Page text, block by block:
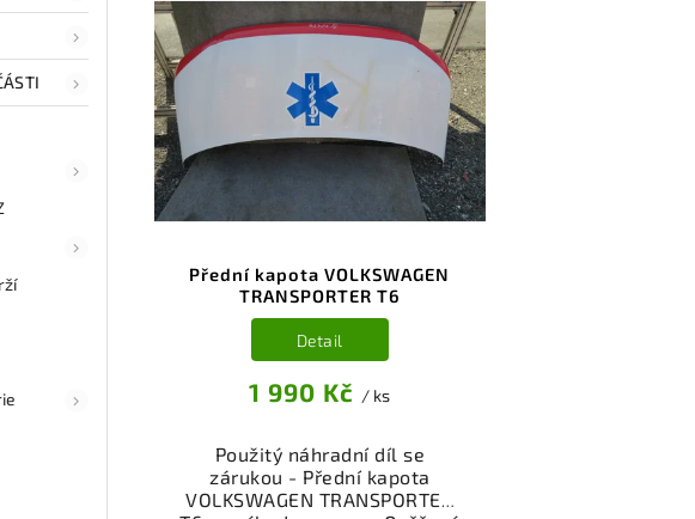
Přední kapota VOLKSWAGEN
TRANSPORTER T6
1 990 Kč / ks
Detail
Použitý náhradní díl se
zárukou - Přední kapota
VOLKSWAGEN TRANSPORTER